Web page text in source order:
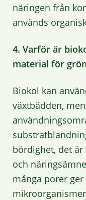
näringen från
används
4. Varför är
material för
Biokol kan
växtbädden,
bördighet, det
och
många porer